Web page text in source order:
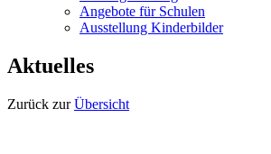
Angebote für Schulen
Ausstellung Kinderbilder
Aktuelles
Zurück zurÜbersicht